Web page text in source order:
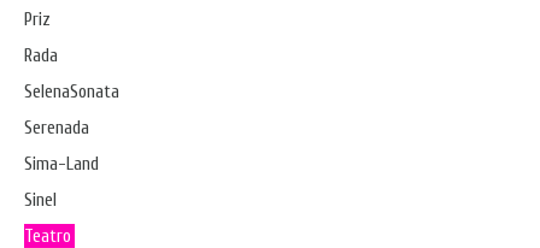
Priz
Rada
SelenaSonata
Serenada
Sima-Land
Sinel
Teatro